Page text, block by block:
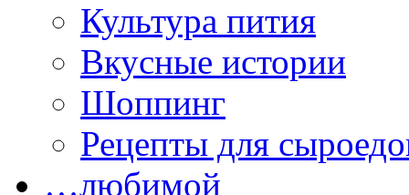
Культура пития
Вкусные истории
Шоппинг
Рецепты для
…любимой